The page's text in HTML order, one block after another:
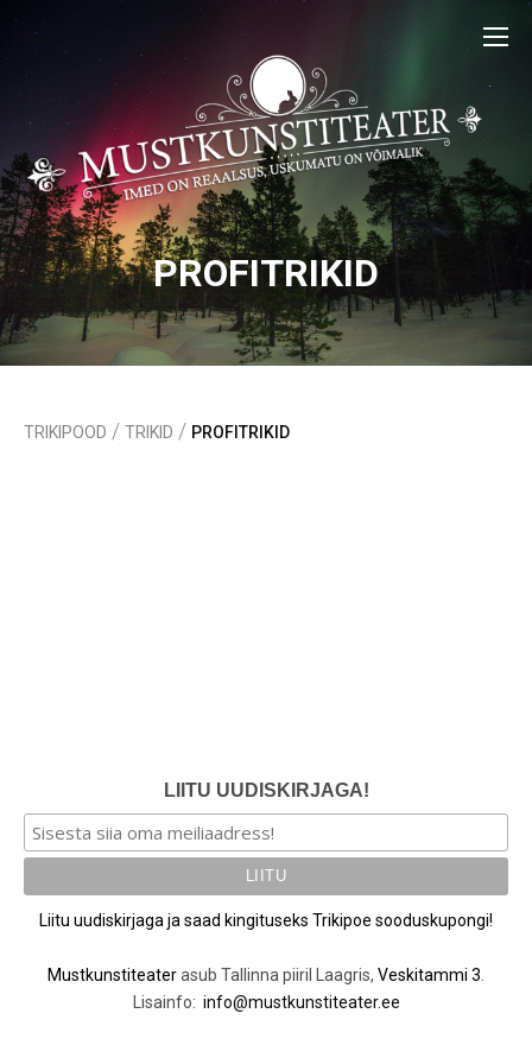
PROFITRIKID
TRIKIPOOD / TRIKID / PROFITRIKID
LIITU UUDISKIRJAGA!
Liitu uudiskirjaga ja saad kingituseks Trikipoe sooduskupongi!
Mustkunstiteaterasub Tallinna piiril Laagris, Veskitammi 3
Lisainfo: info@mustkunstiteater.ee